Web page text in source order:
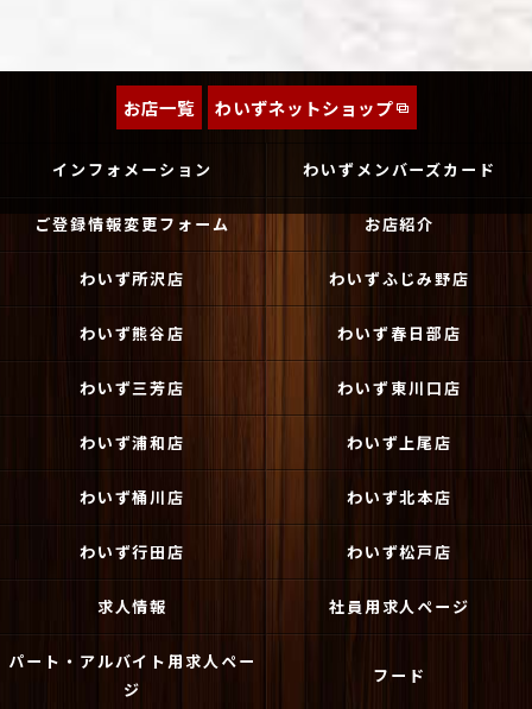
お店一覧 わいずネットショップ
インフォメーション わいずメンバーズカード
ご登録情報変更フォーム お店紹介
わいず所沢店 わいずふじみ野店
わいず熊谷店 わいず春日部店
わいず三芳店 わいず東川口店
わいず浦和店 わいず上尾店
わいず桶川店 わいず北本店
わいず行田店 わいず松戸店
求人情報 社員用求人ページ
パート・アルバイト用求人ペー
ジ
フード